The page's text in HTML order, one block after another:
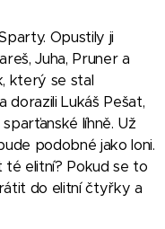
Opustily ji
Juha, Pruner a
který se stal
dorazili Lukáš Pešat,
líhně. Už
podobné jako loni.
té elitní? Pokud se to
do elitní čtyřky a